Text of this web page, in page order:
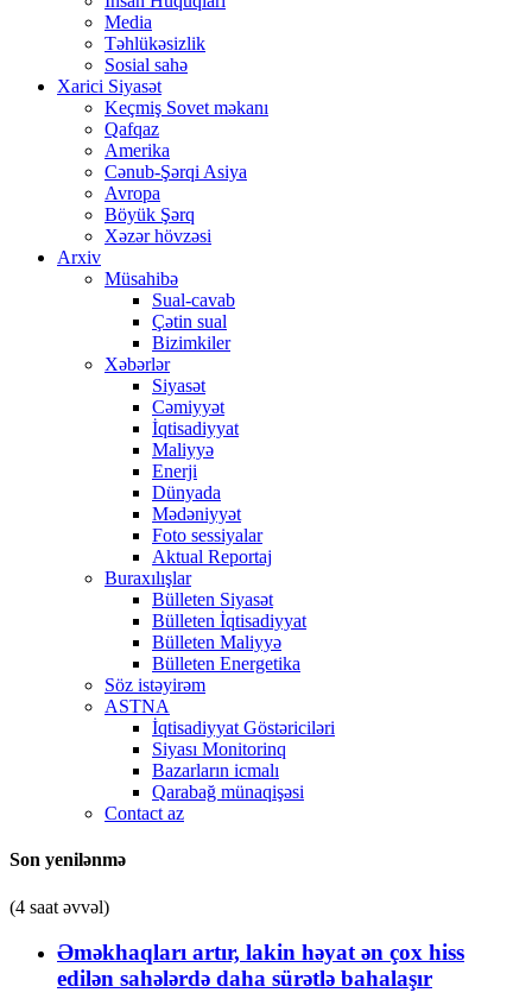
Media
Təhlükəsizlik
Sosial sahə
Xarici Siyasət
Keçmiş Sovet məkanı
Qafqaz
Amerika
Cənub-Şərqi Asiya
Avropa
Böyük Şərq
Xəzər hövzəsi
Arxiv
Müsahibə
Sual-cavab
Çətin sual
Bizimkiler
Xəbərlər
Siyasət
Cəmiyyət
İqtisadiyyat
Maliyyə
Enerji
Dünyada
Mədəniyyət
Foto sessiyalar
Aktual Reportaj
Buraxılışlar
Bülleten Siyasət
Bülleten İqtisadiyyat
Bülleten Maliyyə
Bülleten Energetika
Söz istəyirəm
ASTNA
İqtisadiyyat Göstəriciləri
Siyası Monitorinq
Bazarların icmalı
Qarabağ münaqişəsi
Contact az
Son yenilənmə
(4 saat əvvəl)
Əməkhaqları artır, lakin həyat ən çox hiss
edilən sahələrdə daha sürətlə bahalaşır